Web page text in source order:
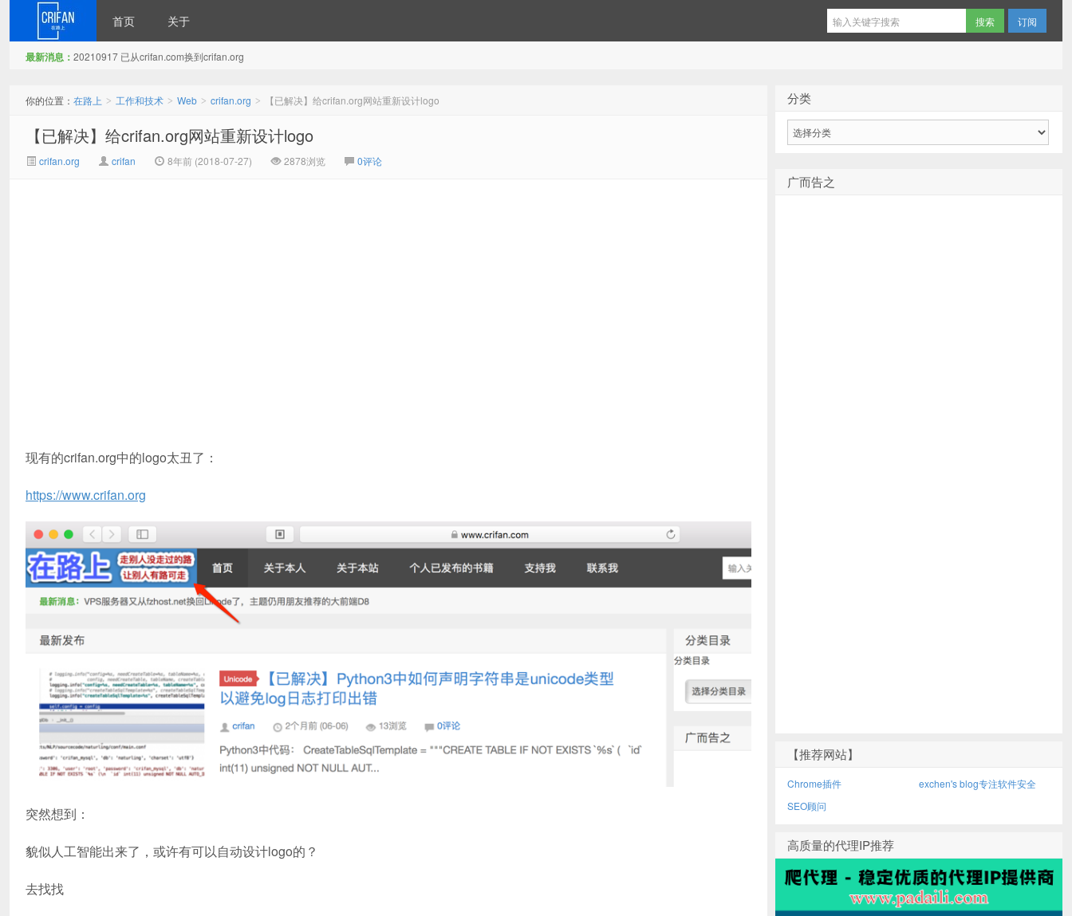
首页 关于 订阅
最新消息： 20210917 已从crifan.com换到crifan.org
你的位置： 在路上 > 工作和技术 > Web > crifan.org > 【已解决】给crifan.org网站重新设计logo
【已解决】给crifan.org网站重新设计logo
crifan.org crifan 8年前 (2018-07-27) 2878浏览 0评论
现有的crifan.org中的logo太丑了：
https://www.crifan.org
突然想到：
貌似人工智能出来了，或许有可以自动设计logo的？
去找找
分类
广而告之
【推荐网站】
Chrome插件
exchen's blog专注软件安全
SEO顾问
高质量的代理IP推荐